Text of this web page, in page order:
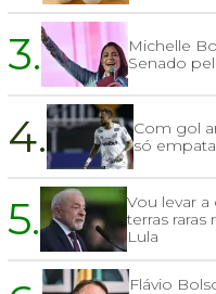
3.
Michelle
Senado
4.
Com gol
só
5.
Vou levar a
terras
Lula
Flávio